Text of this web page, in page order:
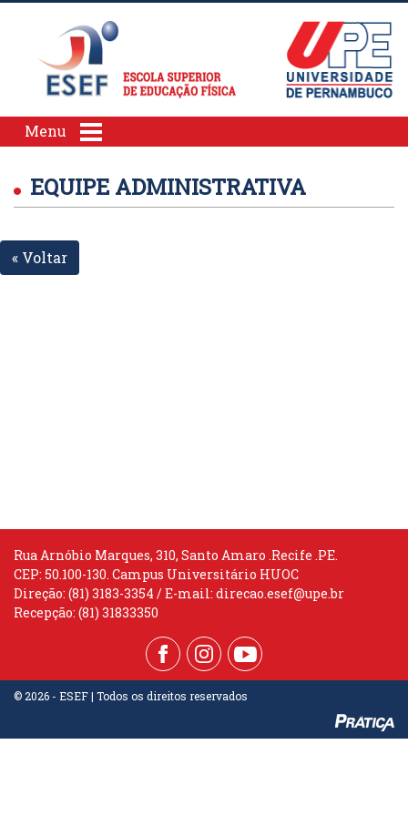
Menu
EQUIPE ADMINISTRATIVA
« Voltar
Rua Arnóbio Marques, 310, Santo Amaro .Recife .PE.
CEP: 50.100-130. Campus Universitário HUOC
Direção: (81) 3183-3354 / E-mail: direcao.esef@upe.br
Recepção: (81) 31833350
© 2026 - ESEF | Todos os direitos reservados